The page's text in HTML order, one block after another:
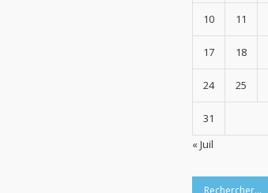
10 11
17 18
24 25
31
« Juil